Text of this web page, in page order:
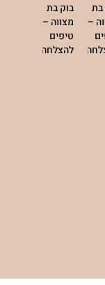
בת
–
בוק בת
מצווה –
טיפים
להצלחה